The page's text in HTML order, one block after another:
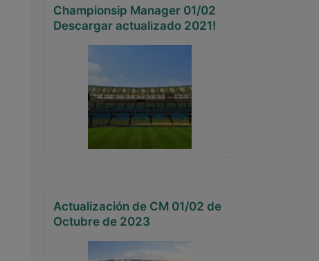
Championsip Manager 01/02
Descargar actualizado 2021!
Actualización de CM 01/02 de
Octubre de 2023